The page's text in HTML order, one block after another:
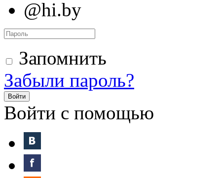
@hi.by
Запомнить
Забыли пароль?
Войти
Войти с помощью